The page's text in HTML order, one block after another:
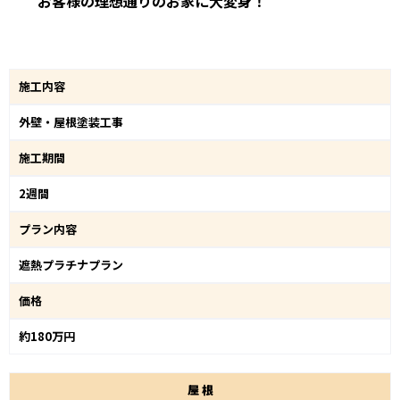
施工内容
外壁・屋根塗装工事
施工期間
2週間
プラン内容
遮熱プラチナプラン
価格
約180万円
屋根